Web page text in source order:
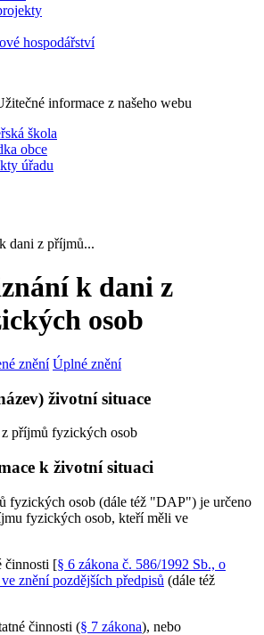
hospodářství
informace z našeho webu
škola
obce
úřadu
dani z příjmů...
k dani z
osob
znění Úplné znění
životní situace
příjmů fyzických osob
k životní situaci
fyzických osob (dále též "DAP") je určeno
fyzických osob, kteří měli ve
činnosti [§ 6 zákona č. 586/1992 Sb., o
znění pozdějších předpisů (dále též
činnosti (§ 7 zákona), nebo